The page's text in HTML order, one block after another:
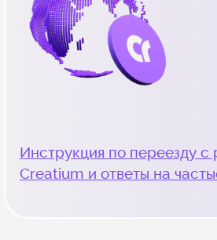
Инструкция по переезду с
Creatium и ответы на